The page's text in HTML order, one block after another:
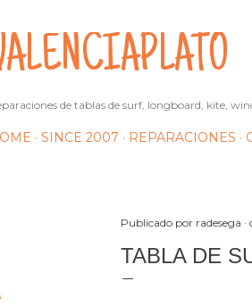
de tablas de surf, longboard, kite,
SINCE 2007 REPARACIONES
Publicado por radesega
TABLA DE